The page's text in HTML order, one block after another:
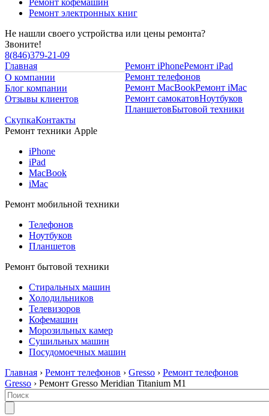
Ремонт кофемашин
Ремонт электронных книг
Не нашли своего устройства или цены ремонта?
Звоните!
8(846)379-21-09
Главная
О компании
Блог компании
Отзывы клиентов
Ремонт iPhoneРемонт iPad
Ремонт телефонов
Ремонт MacBookРемонт iMac
Ремонт самокатовНоутбуков
ПланшетовБытовой техники
СкупкаКонтакты
Ремонт техники Apple
iPhone
iPad
MacBook
iMac
Ремонт мобильной техники
Телефонов
Ноутбуков
Планшетов
Ремонт бытовой техники
Стиральных машин
Холодильников
Телевизоров
Кофемашин
Морозильных камер
Сушильных машин
Посудомоечных машин
Главная › Ремонт телефонов › Gresso › Ремонт телефонов
Gresso › Ремонт Gresso Meridian Titanium M1